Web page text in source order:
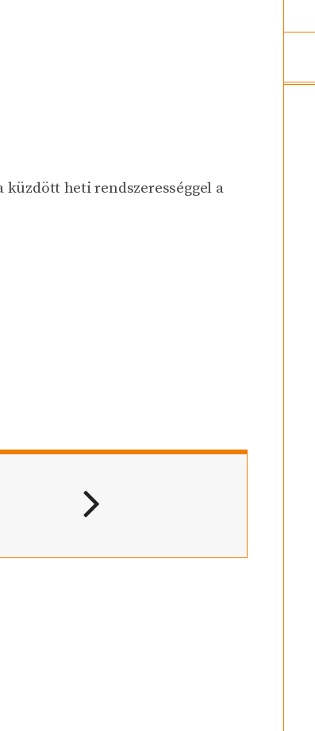
küzdött heti rendszerességgel a